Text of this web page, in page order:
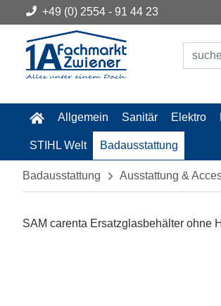
+49 (0) 2554 - 91 44 23
Allgemein Sanitär Elektro
STIHL Welt Badausstattung
Badausstattung Ausstattung &
SAM carenta Ersatzglasbehälter ohne